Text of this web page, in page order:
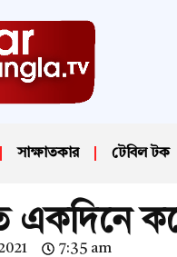
সাক্ষাতকার টেবিল টক
একদিনে
7:35 am